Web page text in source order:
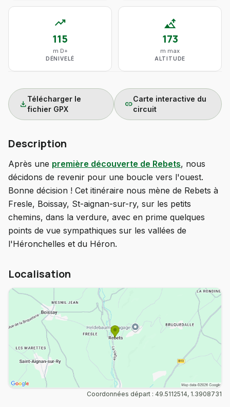
trending_up
115
m D+
DÉNIVELÉ
altitude
173
m max
ALTITUDE
download
Télécharger le
fichier GPX
link
Carte interactive du
circuit
Description
Après une première découverte de Rebets, nous
décidons de revenir pour une boucle vers l'ouest.
Bonne décision ! Cet itinéraire nous mène de Rebets à
Fresle, Boissay, St-aignan-sur-ry, sur les petits
chemins, dans la verdure, avec en prime quelques
points de vue sympathiques sur les vallées de
l'Héronchelles et du Héron.
Localisation
Coordonnées départ : 49.5112514, 1.3908731